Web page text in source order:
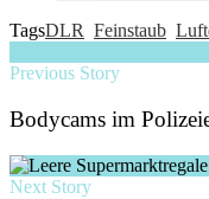
TagsDLR Feinstaub
Previous Story
Bodycams im
Next Story